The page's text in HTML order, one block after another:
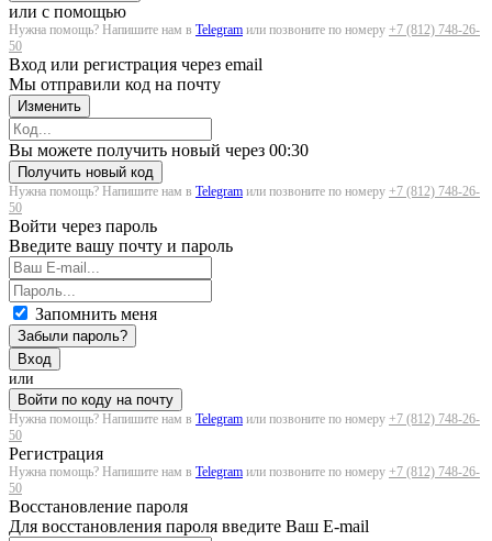
или с помощью
Нужна помощь? Напишите нам в Telegram или позвоните по номеру +7 (812) 748-26-
50
Вход или регистрация через email
Мы отправили код на почту
Изменить
Загрузка...
Вы можете получить новый через 00:30
Получить новый код
Нужна помощь? Напишите нам в Telegram или позвоните по номеру +7 (812) 748-26-
50
Войти через пароль
Введите вашу почту и пароль
Запомнить меня
Забыли пароль?
Вход
или
Войти по коду на почту
Нужна помощь? Напишите нам в Telegram или позвоните по номеру +7 (812) 748-26-
50
Регистрация
Нужна помощь? Напишите нам в Telegram или позвоните по номеру +7 (812) 748-26-
50
Восстановление пароля
Для восстановления пароля введите Ваш E-mail